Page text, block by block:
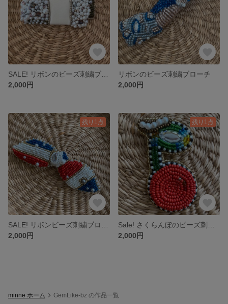
2,000円
リボンのビーズ刺繍ブローチ
2,000円
残り1点
2,000円
残り1点
2,000円
minne ホーム GemLike-bz の作品一覧